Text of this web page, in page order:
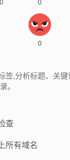
0
签,分析标题、关
。
查
所有域名